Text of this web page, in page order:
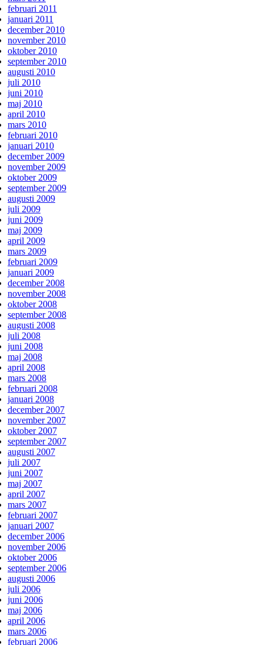
februari 2011
januari 2011
december 2010
november 2010
oktober 2010
september 2010
augusti 2010
juli 2010
juni 2010
maj 2010
april 2010
mars 2010
februari 2010
januari 2010
december 2009
november 2009
oktober 2009
september 2009
augusti 2009
juli 2009
juni 2009
maj 2009
april 2009
mars 2009
februari 2009
januari 2009
december 2008
november 2008
oktober 2008
september 2008
augusti 2008
juli 2008
juni 2008
maj 2008
april 2008
mars 2008
februari 2008
januari 2008
december 2007
november 2007
oktober 2007
september 2007
augusti 2007
juli 2007
juni 2007
maj 2007
april 2007
mars 2007
februari 2007
januari 2007
december 2006
november 2006
oktober 2006
september 2006
augusti 2006
juli 2006
juni 2006
maj 2006
april 2006
mars 2006
februari 2006